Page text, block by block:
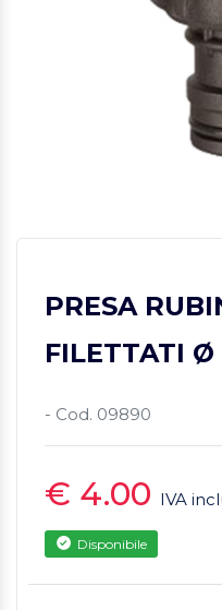
PRESA
FILETTATI Ø
- Cod. 09890
€ 4.00 IVA
Disponibile